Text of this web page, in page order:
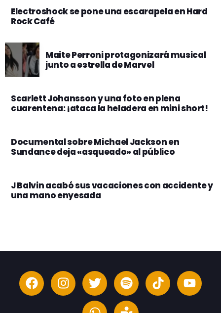
Electroshock se pone una escarapela en Hard
Rock Café
Maite Perroni protagonizará musical
junto a estrella de Marvel
Scarlett Johansson y una foto en plena
cuarentena: ¡ataca la heladera en mini short!
Documental sobre Michael Jackson en
Sundance deja «asqueado» al público
J Balvin acabó sus vacaciones con accidente y
una mano enyesada